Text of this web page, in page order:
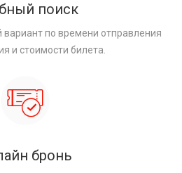
поиск
по времени отправления
и стоимости билета.
бронь